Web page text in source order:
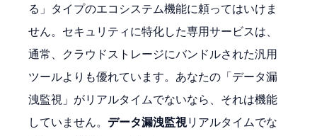
る」タイプのエコシステム機能に頼ってはいけま
せん。セキュリティに特化した専用サービスは、
通常、クラウドストレージにバンドルされた汎用
ツールよりも優れています。あなたの「データ漏
洩監視」がリアルタイムでないなら、それは機能
していません。 データ漏洩監視リアルタイムでな